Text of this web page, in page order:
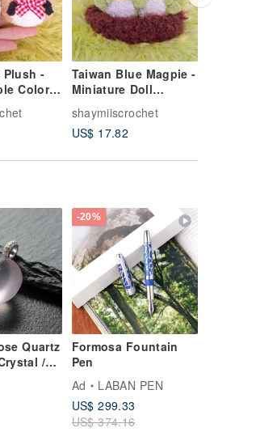
Plush -
Colors,
-
Taiwan Blue Magpie -
Miniature Doll
Charm/Brooch,
Customizable Color,
Handmade Crochet
shaymiiscrochet
US$ 17.82
Quartz
/
Good
Off
-20%
Formosa Fountain
Pen
Ad
LABAN PEN
US$ 299.33
US$ 374.16